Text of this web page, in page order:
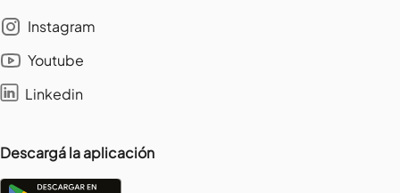
Instagram
Youtube
Linkedin
Descargá la aplicación